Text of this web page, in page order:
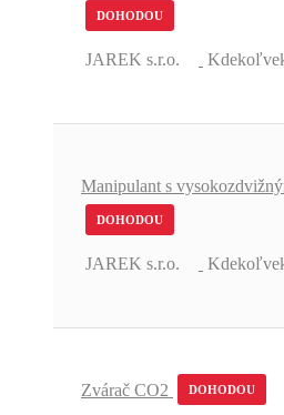
DOHODOU
JAREK s.r.o.
Manipulant s
DOHODOU
JAREK s.r.o.
Zvárač CO2 DOHODOU